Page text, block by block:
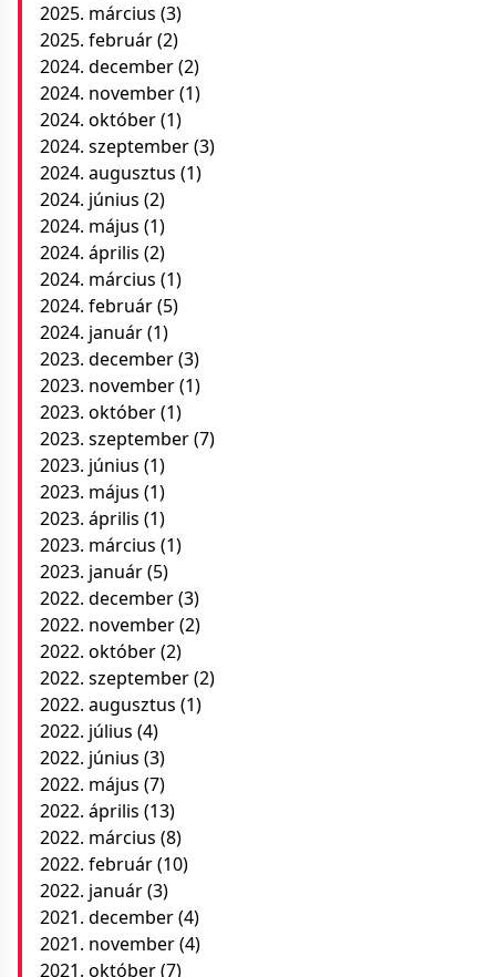
2025. március (3)
2025. február(2)
2024. december(2)
2024. november(1)
2024. október(1)
2024. szeptember(3)
2024. augusztus (1)
2024. június (2)
2024. május (1)
2024. április (2)
2024. március (1)
2024. február(5)
2024. január(1)
2023. december(3)
2023. november(1)
2023. október(1)
2023. szeptember(7)
2023. június (1)
2023. május (1)
2023. április (1)
2023. március (1)
2023. január(5)
2022. december(3)
2022. november(2)
2022. október(2)
2022. szeptember(2)
2022. augusztus (1)
2022. július (4)
2022. június (3)
2022. május (7)
2022. április (13)
2022. március (8)
2022. február(10)
2022. január(3)
2021. december(4)
2021. november(4)
2021. október(7)